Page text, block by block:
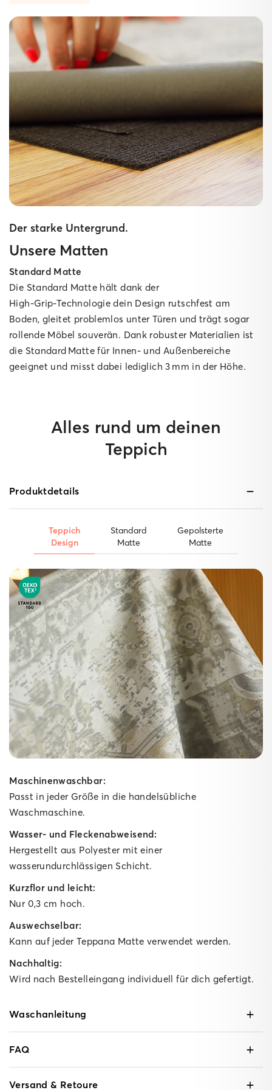
Der starke Untergrund.
Unsere Matten
Standard Matte
Die Standard Matte hält dank der
High‑Grip‑Technologie dein Design rutschfest am
Boden, gleitet problemlos unter Türen und trägt sogar
rollende Möbel souverän. Dank robuster Materialien ist
die Standard Matte für Innen‑ und Außenbereiche
geeignet und misst dabei lediglich 3 mm in der Höhe.
Der starke Untergrund.
Unsere Matten
Gepolsterte Matte
Ein weicher Schaumkern dämpft Schritte spürbar ab,
während die High‑Grip‑Technologie die
gepolsterte Matte fest am Boden verankert – ideal für
Spielzimmer, Wohn‑ und Schlafzimmer sowie lange
Küchen­läufer. Für kuscheligen Komfort im Innenbereich
bringt sie dabei ganze 10 mm Polsterung mit.
Alles rund um deinen
Teppich
Produktdetails
Teppich
Design
Standard
Matte
Gepolsterte
Matte
Maschinenwaschbar:
Passt in jeder Größe in die handelsübliche
Waschmaschine.
Wasser- und Fleckenabweisend:
Hergestellt aus Polyester mit einer
wasserundurchlässigen Schicht.
Kurzflor und leicht:
Nur 0,3 cm hoch.
Auswechselbar:
Kann auf jeder Teppana Matte verwendet werden.
Nachhaltig:
Wird nach Bestelleingang individuell für dich gefertigt.
Waschanleitung
FAQ
Versand & Retoure